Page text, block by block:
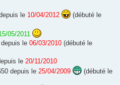
le 10/04/2012
(débuté le
05/2011
le 06/03/2010 (débuté le
le 20/11/2010
depuis le 25/04/2009
(débuté le